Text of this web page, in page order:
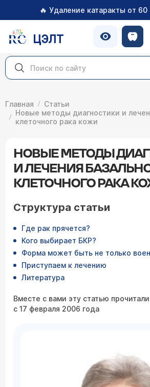
🔥 Удаление катаракты от 60
ЦЭЛТ
Главная
Статьи
Новые методы диагностики и
клеточного рака кожи
НОВЫЕ МЕТОДЫ
И ЛЕЧЕНИЯ
КЛЕТОЧНОГО РАКА
Структура статьи
Где рак прячется?
Кого выбирает БКР?
Форма может быть не только
Приступаем к лечению
Литература
Вместе с вами эту статью прочитали
с 17 февраля 2006 года